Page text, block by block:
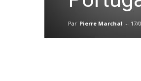
Par Pierre Marchal - 17/